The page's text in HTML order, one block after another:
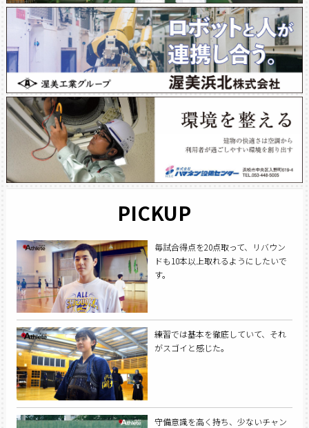
PICKUP
毎試合得点を20点取って、リバウン
ドも10本以上取れるようにしたいで
す。
練習では基本を徹底していて、それ
がスゴイと感じた。
守備意識を高く持ち、少ないチャン